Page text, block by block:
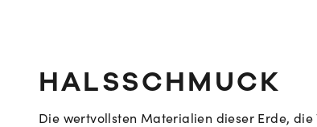
HALSSCHMUCK
Die wertvollsten Materialien dieser Erde,